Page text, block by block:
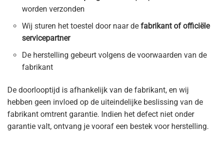
worden verzonden
Wij sturen het toestel door naar de fabrikant of officiële
servicepartner
De herstelling gebeurt volgens de voorwaarden van de
fabrikant
De doorlooptijd is afhankelijk van de fabrikant, en wij
hebben geen invloed op de uiteindelijke beslissing van de
fabrikant omtrent garantie. Indien het defect niet onder
garantie valt, ontvang je vooraf een bestek voor herstelling.